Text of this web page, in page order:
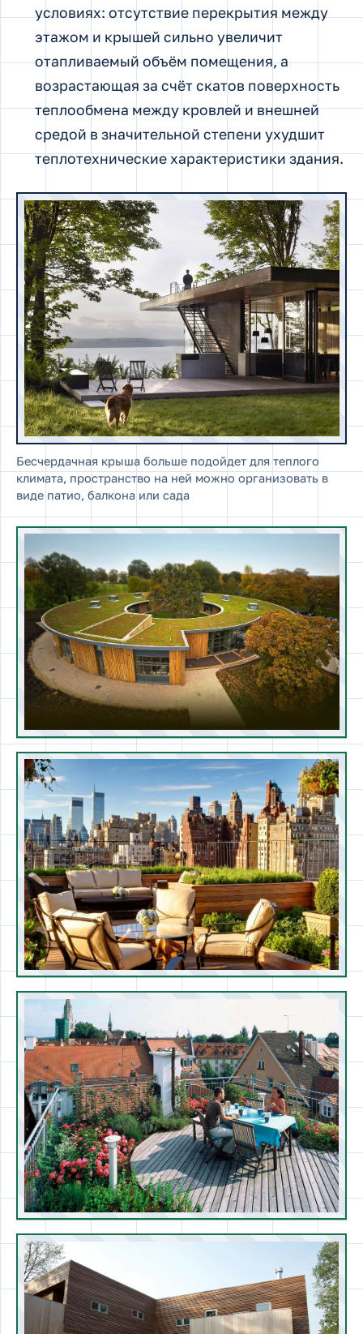
условиях: отсутствие перекрытия между
этажом и крышей сильно увеличит
отапливаемый объём помещения, а
возрастающая за счёт скатов поверхность
теплообмена между кровлей и внешней
средой в значительной степени ухудшит
теплотехнические характеристики здания.
Бесчердачная крыша больше подойдет для теплого
климата, пространство на ней можно организовать в
виде патио, балкона или сада